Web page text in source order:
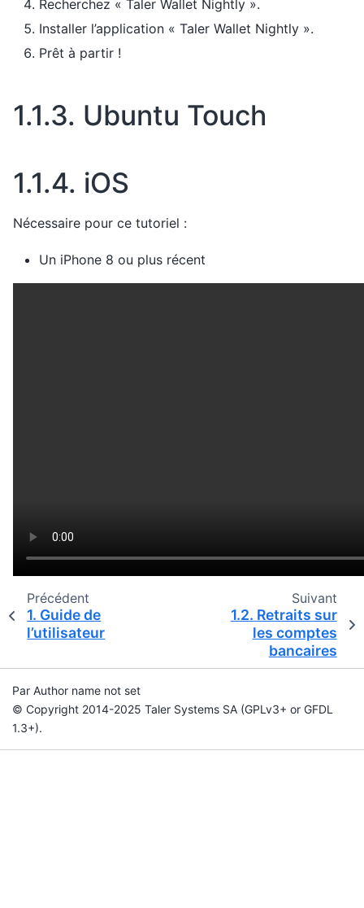
Recherchez « Taler Wallet Nightly ».
Installer l’application « Taler Wallet Nightly ».
Prêt à partir !
1.1.3. Ubuntu Touch
1.1.4. iOS
Nécessaire pour ce tutoriel :
Un iPhone 8 ou plus récent
Précédent
1. Guide de
l’utilisateur
Suivant
1.2. Retraits sur
les comptes
bancaires
Par Author name not set
© Copyright 2014-2025 Taler Systems SA (GPLv3+ or GFDL
1.3+).